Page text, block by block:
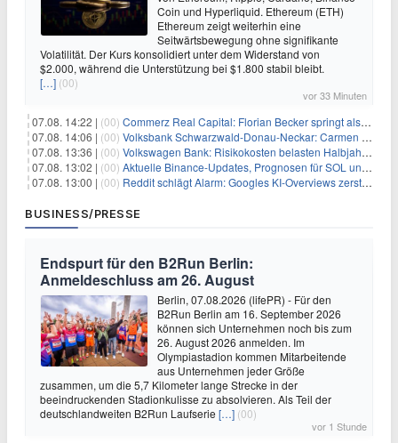
Coin und Hyperliquid. Ethereum (ETH)
Ethereum zeigt weiterhin eine
Seitwärtsbewegung ohne signifikante
Volatilität. Der Kurs konsolidiert unter dem Widerstand von
$2.000, während die Unterstützung bei $1.800 stabil bleibt.
[…] (00)
vor 33 Minuten
07.08. 14:22 | (00) Commerz Real Capital: Florian Becker springt als Leiter ein
07.08. 14:06 | (00) Volksbank Schwarzwald-Donau-Neckar: Carmen Wedam übernimmt Aufsichtsratsvorsitz
07.08. 13:36 | (00) Volkswagen Bank: Risikokosten belasten Halbjahresergebnis
07.08. 13:02 | (00) Aktuelle Binance-Updates, Prognosen für SOL und DOGE: Zusammenfassung vom 7. August
07.08. 13:00 | (00) Reddit schlägt Alarm: Googles KI-Overviews zerstören das Traffic-Geschäftsmodell
BUSINESS/PRESSE
Endspurt für den B2Run Berlin:
Anmeldeschluss am 26. August
Berlin, 07.08.2026 (lifePR) - Für den
B2Run Berlin am 16. September 2026
können sich Unternehmen noch bis zum
26. August 2026 anmelden. Im
Olympiastadion kommen Mitarbeitende
aus Unternehmen jeder Größe
zusammen, um die 5,7 Kilometer lange Strecke in der
beeindruckenden Stadionkulisse zu absolvieren. Als Teil der
deutschlandweiten B2Run Laufserie […] (00)
vor 1 Stunde